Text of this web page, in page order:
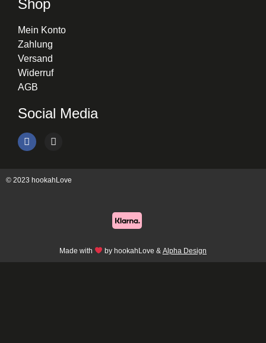
Shop
Mein Konto
Zahlung
Versand
Widerruf
AGB
Social Media
© 2023 hookahLove
Made with by hookahLove & Alpha Design